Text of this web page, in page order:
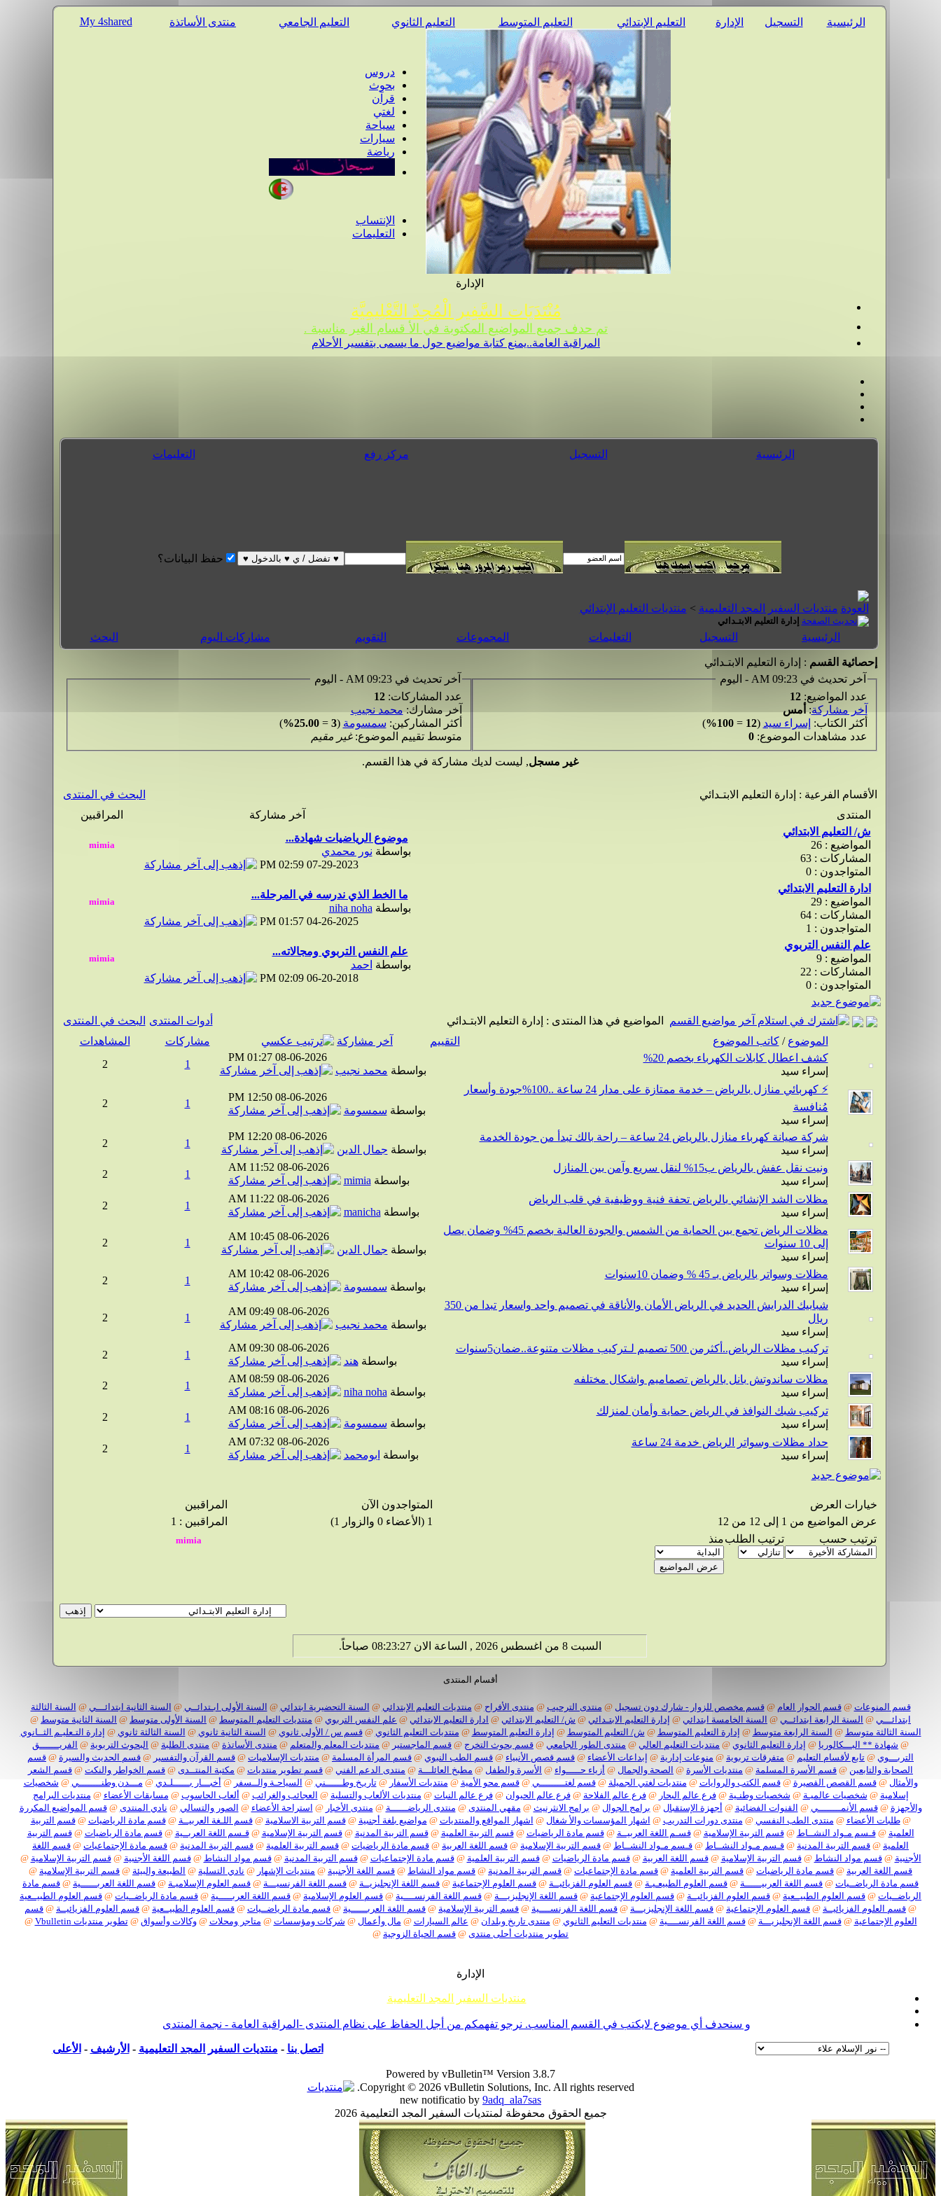
الرئيسية التسجيل الإدارة التعليم الإبتدائي التعليم المتوسط التعليم الثانوي التعليم الجامعي منتدى الأساتذة My 4shared
دروس
بحوث
قرآن
لغتي
سياحة
سيارات
رياضة
الإنتساب
التعليمات
الإدارة
مُنْتَدَيَات السَّفِير الْمُجِدّ التَّعْلِيمِيَّة
تم حدف جميع المواضيع المكتوبة في الأ قسام الغير مناسبة .
المراقبة العامة..يمنع كتابة مواضيع حول ما يسمى بتفسير الأحلام
الرئيسية التسجيل مركز رفع التعليمات
حفظ البيانات؟
منتديات السفير المجد التعليمية > منتديات التعليم الإبتدائي
إدارة التعليم الابتـدائي
الرئيسية التسجيل التعليمات المجموعات التقويم مشاركات اليوم البحث
إحصائية القسم : إدارة التعليم الابتـدائي
آخر تحديث في 09:23 AM - اليوم
عدد المواضيع:12
آخر مشاركة:أمس
أكثر الكتاب: إسراء سيد (
12
=
100%
)
عدد مشاهدات الموضوع:0
آخر تحديث في 09:23 AM - اليوم
عدد المشاركات:12
آخر مشارك:محمد نجيب
أكثر المشاركين: سمسومة (
3
=
25.00%
)
متوسط تقييم الموضوع:غير مقيم
غير مسجل, ليست لديك مشاركة في هذا القسم.
الأقسام الفرعية : إدارة التعليم الابتـدائي
البحث في المنتدى
المنتدى
آخر مشاركة
المراقبين
ش/ التعليم الابتدائي
المواضيع : 26
المشاركات : 63
المتواجدون : 0
موضوع الرياضيات شهادة...
بواسطة نور محمدي
07-29-2023
02:59 PM
ادارة التعليم الابتدائي
المواضيع : 29
المشاركات : 64
المتواجدون : 1
ما الخط الذي ندرسه في المرحلة...
بواسطة niha noha
04-26-2025
01:57 PM
علم النفس التربوي
المواضيع : 9
المشاركات : 22
المتواجدون : 0
علم النفس التربوي ومجالاته...
بواسطة احمد
06-20-2018
02:09 PM
المواضيع في هذا المنتدى : إدارة التعليم الابتـدائي أدوات المنتدى
البحث في المنتدى
التقييم
الموضوع / كاتب الموضوع آخر مشاركة مشاركات
المشاهدات
كشف اعطال كابلات الكهرباء بخصم 20%
إسراء سيد
08-06-2026
01:27 PM
بواسطة محمد نجيب
1
2
⚡ كهربائي منازل بالرياض – خدمة ممتازة على مدار 24 ساعة ..100%جودة وأسعار
مُنافسة
إسراء سيد
08-06-2026
12:50 PM
بواسطة سمسومة
1
2
شركة صيانة كهرباء منازل بالرياض 24 ساعة – راحة بالك تبدأ من جودة الخدمة
إسراء سيد
08-06-2026
12:20 PM
بواسطة جمال الدين
1
2
ونيت نقل عفش بالرياض ب15% لنقل سريع وآمن بين المنازل
إسراء سيد
08-06-2026
11:52 AM
بواسطة mimia
1
2
مظلات الشد الإنشائي بالرياض تحفة فنية ووظيفية في قلب الرياض
إسراء سيد
08-06-2026
11:22 AM
بواسطة manicha
1
2
مظلات الرياض تجمع بين الحماية من الشمس والجودة العالية بخصم 45% وضمان يصل
إلى 10 سنوات
إسراء سيد
08-06-2026
10:45 AM
بواسطة جمال الدين
1
2
مظلات وسواتر بالرياض بـ 45 % وضمان 10سنوات
إسراء سيد
08-06-2026
10:42 AM
بواسطة سمسومة
1
2
شبابيك الدرايش الحديد في الرياض الأمان والأناقة في تصميم واحد واسعار تبدا من 350
ريال
إسراء سيد
08-06-2026
09:49 AM
بواسطة محمد نجيب
1
2
تركيب مظلات الرياض..أكثرمن 500 تصميم لـتركيب مظلات متنوعة..ضمان5سنوات
إسراء سيد
08-06-2026
09:30 AM
بواسطةهند
1
2
مظلات ساندوتش بانل بالرياض تصماميم واشكال مختلفه
إسراء سيد
08-06-2026
08:59 AM
بواسطة niha noha
1
2
تركيب شبك النوافذ في الرياض حماية وأمان لمنزلك
إسراء سيد
08-06-2026
08:16 AM
بواسطة سمسومة
1
2
حداد مظلات وسواتر الرياض خدمة 24 ساعة
إسراء سيد
08-06-2026
07:32 AM
بواسطة ابومحمد
1
2
خيارات العرض المتواجدون الآن
المراقبين
عرض المواضيع من 1 إلى 12 من 12
1 (الأعضاء 0 والزوار 1)
المراقبين : 1
ترتيب حسب
ترتيب الطلبمنذ
السبت 8 من اغسطس 2026 , الساعة الان 08:23:28 صباحاً.
أقسام المنتدى
قسم المنوعات @قسم الحوار العام @قسم مخصص للزوار - شارك دون تسجيل @ منتدى الترحيب @ منتدى الأفراح @ منتديات التعليم الإبتدائي @ السنة التحضيرية ابتدائي @ السنة الأولى ابـتدائــي @ السنة الثانية ابتدائـــي @ السنة الثالثة
ابتدائـــي @ السنة الرابعة ابتدائــي @ السنة الخامسة ابتدائي @ إدارة التعليم الابتـدائي @ ش/ التعليم الابتدائي @ ادارة التعليم الابتدائي @ علم النفس التربوي @ منتديات التعليم المتوسط @ السنة الأولى متوسط @ السنة الثانية متوسط @
السنة الثالثة متوسط @ السنة الرابعة متوسط @ إدارة التعليم المتوسط @ ش/ التعليم المتوسط @ إدارة التعليم المتوسط @ منتديات التعليم الثانوي @قسم س / الأولى ثانوي @ السنة الثانية ثانوي @ السنة الثالثة ثانوي @ إدارة التـعليـم الثــانوي
@ شهادة ** البـــكالوريا @ إدارة التعليم الثانوي @ منتديات التعليم العالي @ منتدى الطور الجامعي @ قسم بحوث التخرج @ قسم الماجستير @ منتديات المعلم والمتعلم @ منتدى الأساتذة @ منتدى الطلبة @ البحوث التربوية @ الفريـــــــق
التربـــوي @ تابع لأقسام التعليم @ متفرقات تربوية @ منوعات إدارية @ إبداعات الأعضاء @ قسم قصص الأنبياء @ قسم الطب النبوي @ قسم المرأة المسلمة @ منتديات الإسلاميات @ قسم القرآن والتفسير @ قسم الحديث والسيرة @ قسم
الصحابة والتابعين @ قسم الأسرة المسلمة @ منتديات الأسرة @ الصحة والجمال @ أزياء حـــــواء @ الأسرة والطفل @ مطبخ العائلـــة @ منتدى الدعم الفني @ قسم تطوير منتديات @ مكتبة المنتــدى @ قسم الخواطر والنكت @ قسم الشعر
والأمثال @قسم القصص القصيرة @قسم الكتب والروايات @ منتديات لغتي الجميلة @قسم لغتـــــــــي @قسم محو الأمية @ منتديات الأسفار @تاريـخ وطــــــني @ السياحـة والــسفر @ أخبـــار بــــــلـدي @ مـــدن وطنــــــــي @ شخصيات
إسلامية @ شخصيات عالميـة @ شخصيات وطنـية @فرع عالم البحار @فرع عالم الفلاحة @فرع عالم الحيوان @فرع عالم النبات @ منتديات الألعاب والتسلية @ العجائب والغرائب @ ألعاب الحاسوب @ مسابقات الأعضاء @ منتديات البرامج
والأجهزة @قسم الأنمــــــــي @ القنوات الفضائية @ أجهزة الإستقبال @ برامج الجوال @ برامج الانثرنيث @ مقهي المنتدى @ منتدى الرياضــــــة @ منتدى الأخبار @ استراحة الأعضاء @ الصور والتسالي @ نادي المنتدى @قسم المواضيع المكررة
@طلبات الأعضاء @ منتدى الطب النفسي @ منتدى دورات التدريب @ اشهار المؤسسات والأ شغال @ اشهار المواقع والمنتديات @ مواضيع بلغة أجنبية @قسم التربية الاسلامية @قسم اللـغة العربيــة @قسم مادة الرياضيات @قسم التربية
العلمية @قـسم مـواد النشــاط @قسم التربية الإسلامية @قسـم اللغة العربيــة @قسم مادة الرياضيات @قسم التربية العلمية @قسم التربية المدنية @قسم التربية الإسلامية @قـسم اللغة العربــية @قسم مادة الرياضيات @قسم التربية
العلمية @ قسم التربية المدنية @ قـسم مـواد النشــاط @ قـسم مـواد النشــاط @ قسم التربية الإسلامية @ قسم اللغة العربية @ قسم مادة الرياضيات @ قسم التربية العلمية @ قسم التربية المدنية @ قسم مادة الإجتماعيات @ قسم اللغة
الأجنبية @قسم مواد النشاط @قسم التربية الإسلامية @قسم اللغة العربية @قسم مادة الرياضيات @قسم التربية العلمية @قسم مادة الإجتماعيات @قسم التربية المدنية @قسم مواد النشاط @قسم اللغة الأجنبية @قسم التربية الإسلامية @
قسم اللغة العربية @ قسم مادة الرياضيات @ قسم التربية العلمية @ قسم مادة الإجتماعيات @ قسم التربية المدنية @ قسم مواد النشاط @ قسم اللغة الأجنبية @ منتديات الإشهار @ نادي التسلية @ الطبيعة والبيئة @ قسم التربية الإسلامية @
قسم مادة الرياضــيات @ قسم اللغة العربيــــــة @ قسم العلوم الطبيعـيـة @ قسم العلوم الفزيائيــة @ قسم العلوم الإجتماعية @ قسم اللغة الإنجليزيــة @ قسم اللغة الفرنسيـــة @ قسم العلوم الإسلاميـة @ قسم اللغة العربــــــية @ قسم مادة
الرياضــيات @ قسم العلوم الطبيــعية @ قسم العلوم الفزيائيــة @ قسم العلوم الإجتماعية @ قسم اللغة الإنجليزيـــة @ قسم اللغة الفرنســــية @ قسم العلوم الإسلامية @ قسم اللغة العربـــــية @ قسم مادة الرياضــيات @ قسم العلوم الطبيــعية
@ قسم العلوم الفزيائيــة @ قسم العلوم الإجتماعية @ قسم اللغة الإنجليزيـــة @ قسم اللغة الفرنســــية @ قسم التربية الإسلامية @ قسم اللغة العربــــــية @ قسم مادة الرياضــيات @ قسم العلوم الطبيــعية @ قسم العلوم الفزيائيــة @ قسم
العلوم الإجتماعية @قسم اللغة الإنجليزيـــة @قسم اللغة الفرنســــية @ منتديات التعليم الثانوي @ منتدى تاريخ وبلدان @ عالم السيارات @ مال وأعمال @ شركات ومؤسسات @ متاجر ومحلات @وكالات وأسواق @تطوير منتديات Vbulletin
@
تطوير منتديات أحلى منتدى @ قسم الحياة الزوجية @
الإدارة
منتديات السفير المجد التعليمية
و سنحدف أي موضوع لايكتب في القسم المناسب. نرجو تفهمكم من أجل الحفاظ على نظام المنتدى -المراقبة العامة - نجمة المنتدى
اتصل بنا - منتديات السفير المجد التعليمية - الأرشيف - الأعلى
Powered by vBulletin™ Version 3.8.7
Copyright © 2026 vBulletin Solutions, Inc. All rights reserved.
new notificatio by 9adq_ala7sas
جميع الحقوق محفوظة لمنتديات السفير المجد التعليمية 2026